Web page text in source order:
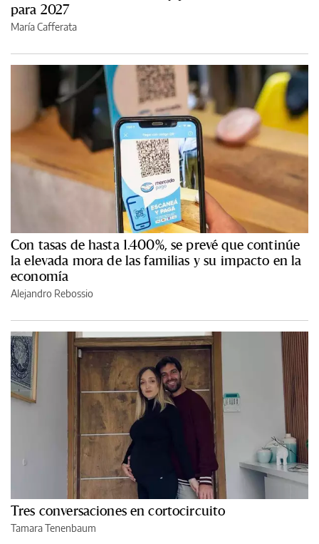
para 2027
María Cafferata
Con tasas de hasta 1.400%, se prevé que continúe
la elevada mora de las familias y su impacto en la
economía
Alejandro Rebossio
Tres conversaciones en cortocircuito
Tamara Tenenbaum